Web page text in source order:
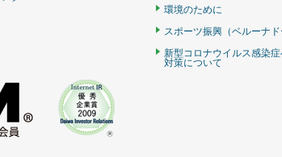
環境のために
スポーツ振興（ベルーナド
新型コロナウイルス感染
対策について